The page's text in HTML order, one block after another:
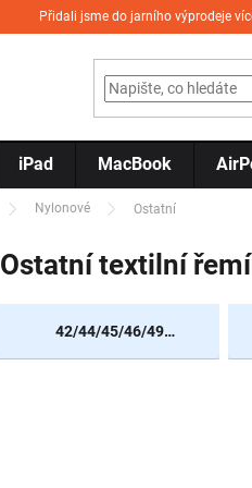
Přidali jsme do jarního výprodeje
iPad MacBook
Nylonové Ostatní
Ostatní textilní
42/44/45/46/49mm